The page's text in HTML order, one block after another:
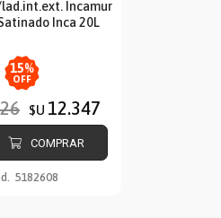
Incamur
Inca 20L
15%
OFF
$U 12.347
COMPRAR
5182608